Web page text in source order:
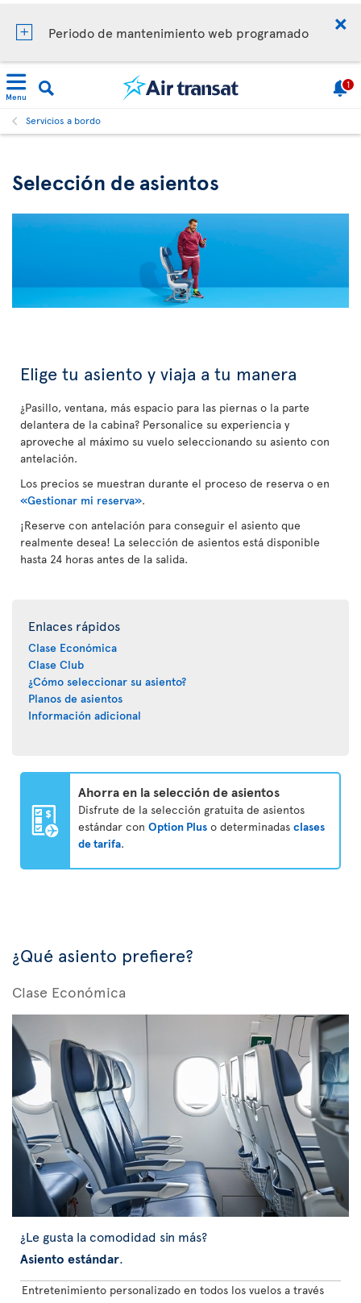
Periodo de mantenimiento web programado
Menu
1
Servicios a bordo
Selección de asientos
Elige tu asiento y viaja a tu manera
¿Pasillo, ventana, más espacio para las piernas o la parte
delantera de la cabina? Personalice su experiencia y
aproveche al máximo su vuelo seleccionando su asiento con
antelación.
Los precios se muestran durante el proceso de reserva o en
«Gestionar mi reserva».
¡Reserve con antelación para conseguir el asiento que
realmente desea! La selección de asientos está disponible
hasta 24 horas antes de la salida.
Enlaces rápidos
Clase Económica
Clase Club
¿Cómo seleccionar su asiento?
Planos de asientos
Información adicional
Ahorra en la selección de asientos
Disfrute de la selección gratuita de asientos
estándar con Option Plus o determinadas clases
de tarifa.
¿Qué asiento prefiere?
Clase Económica
¿Le gusta la comodidad sin más?
Asiento estándar.
Entretenimiento personalizado en todos los vuelos a través